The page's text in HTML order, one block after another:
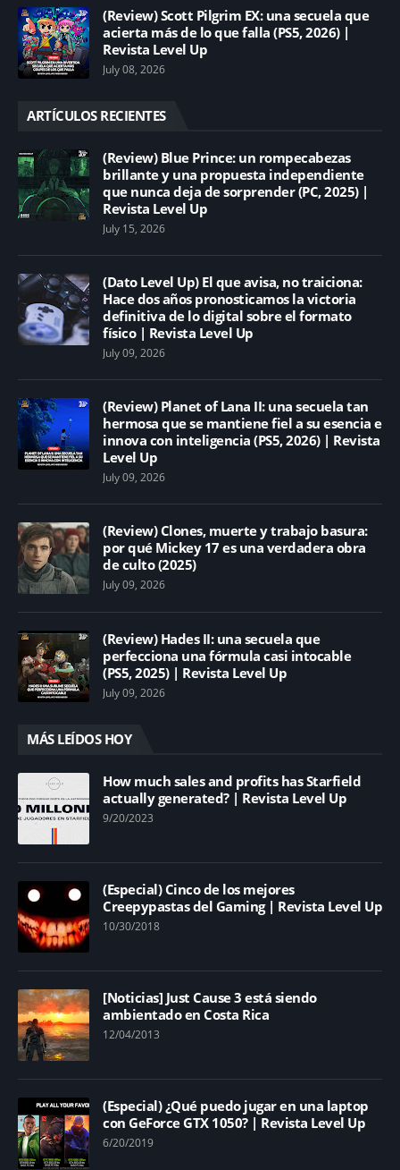
(Review) Scott Pilgrim EX: una secuela que
acierta más de lo que falla (PS5, 2026) |
Revista Level Up
July 08, 2026
ARTÍCULOS RECIENTES
(Review) Blue Prince: un rompecabezas
brillante y una propuesta independiente
que nunca deja de sorprender (PC, 2025) |
Revista Level Up
July 15, 2026
(Dato Level Up) El que avisa, no traiciona:
Hace dos años pronosticamos la victoria
definitiva de lo digital sobre el formato
físico | Revista Level Up
July 09, 2026
(Review) Planet of Lana II: una secuela tan
hermosa que se mantiene fiel a su esencia e
innova con inteligencia (PS5, 2026) | Revista
Level Up
July 09, 2026
(Review) Clones, muerte y trabajo basura:
por qué Mickey 17 es una verdadera obra
de culto (2025)
July 09, 2026
(Review) Hades II: una secuela que
perfecciona una fórmula casi intocable
(PS5, 2025) | Revista Level Up
July 09, 2026
MÁS LEÍDOS HOY
How much sales and profits has Starfield
actually generated? | Revista Level Up
9/20/2023
(Especial) Cinco de los mejores
Creepypastas del Gaming | Revista Level Up
10/30/2018
[Noticias] Just Cause 3 está siendo
ambientado en Costa Rica
12/04/2013
(Especial) ¿Qué puedo jugar en una laptop
con GeForce GTX 1050? | Revista Level Up
6/20/2019